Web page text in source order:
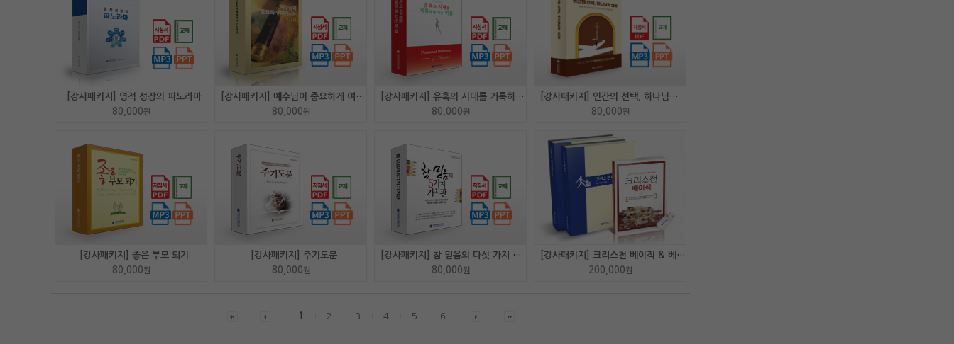
[강사패키지] 영적 성장의 파노라마
80,000원
[강사패키지] 예수님이 중요하게 여기시는 5가지(구제목..
80,000원
[강사패키지] 유혹의 시대를 거룩하게 사는 비결
80,000원
[강사패키지] 인간의 선택, 하나님의 섭리
80,000원
[강사패키지] 좋은 부모 되기
80,000원
[강사패키지] 주기도문
80,000원
[강사패키지] 참 믿음의 다섯 가지 가치관
80,000원
[강사패키지] 크리스천 베이직 & 베이직 플러스
200,000원
1 2 3 4 5 6